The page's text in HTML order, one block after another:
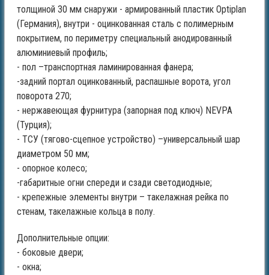
толщиной 30 мм снаружи - армированный пластик Optiplan
(Германия), внутри - оцинкованная сталь с полимерным
покрытием, по периметру специальный анодированный
алюминиевый профиль;
- пол –транспортная ламинированная фанера;
-задний портал оцинкованный, распашные ворота, угол
поворота 270;
- нержавеющая фурнитура (запорная под ключ) NEVPA
(Турция);
- ТСУ (тягово-сцепное устройство) –универсальный шар
диаметром 50 мм;
- опорное колесо;
-габаритные огни спереди и сзади светодиодные;
- крепежные элементы внутри – такелажная рейка по
стенам, такелажные кольца в полу.
Дополнительные опции:
- боковые двери;
- окна;